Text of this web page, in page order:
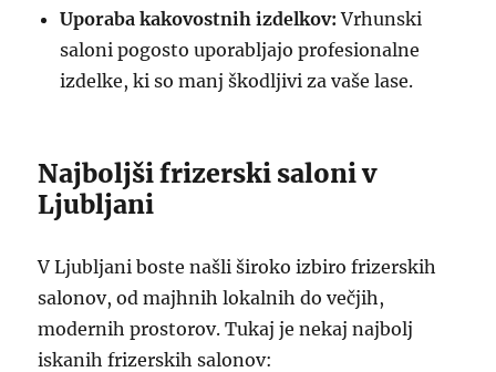
Uporaba kakovostnih izdelkov: Vrhunski
saloni pogosto uporabljajo profesionalne
izdelke, ki so manj škodljivi za vaše lase.
Najboljši frizerski saloni v
Ljubljani
V Ljubljani boste našli široko izbiro frizerskih
salonov, od majhnih lokalnih do večjih,
modernih prostorov. Tukaj je nekaj najbolj
iskanih frizerskih salonov: